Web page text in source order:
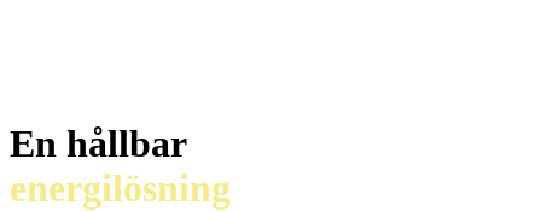
En hållbar
energilösning